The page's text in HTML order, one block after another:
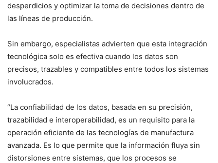
desperdicios y optimizar la toma de decisiones dentro de
las líneas de producción.
Sin embargo, especialistas advierten que esta integración
tecnológica solo es efectiva cuando los datos son
precisos, trazables y compatibles entre todos los sistemas
involucrados.
“La confiabilidad de los datos, basada en su precisión,
trazabilidad e interoperabilidad, es un requisito para la
operación eficiente de las tecnologías de manufactura
avanzada. Es lo que permite que la información fluya sin
distorsiones entre sistemas, que los procesos se